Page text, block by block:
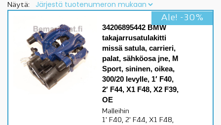
Näytä:
Ale! -30%
34206895442 BMW
takajarrusatulakitti
missä satula, carrieri,
palat, sähköosa jne, M
Sport, sininen, oikea,
300/20 levylle, 1′ F40,
2′ F44, X1 F48, X2 F39,
OE
Malleihin
1' F40, 2' F44, X1 F48,